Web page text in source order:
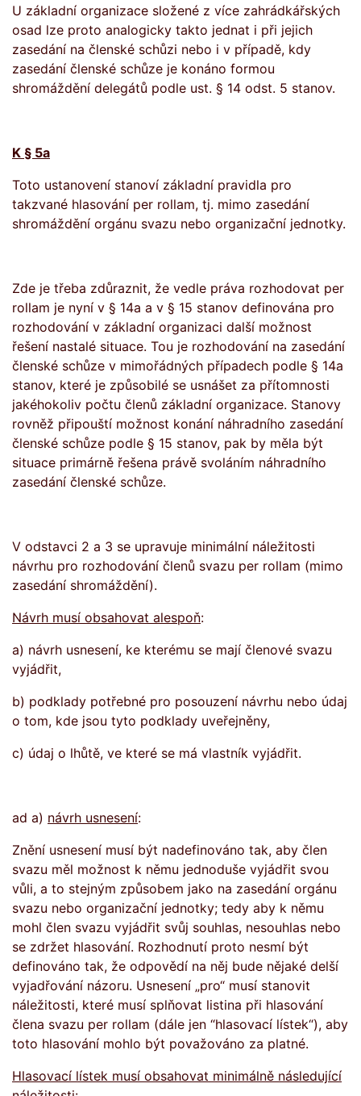
U základní organizace složené z více zahrádkářských
osad lze proto analogicky takto jednat i při jejich
zasedání na členské schůzi nebo i v případě, kdy
zasedání členské schůze je konáno formou
shromáždění delegátů podle ust. § 14 odst. 5 stanov.
K § 5a
Toto ustanovení stanoví základní pravidla pro
takzvané hlasování per rollam, tj. mimo zasedání
shromáždění orgánu svazu nebo organizační jednotky.
Zde je třeba zdůraznit, že vedle práva rozhodovat per
rollam je nyní v § 14a a v § 15 stanov definována pro
rozhodování v základní organizaci další možnost
řešení nastalé situace. Tou je rozhodování na zasedání
členské schůze v mimořádných případech podle § 14a
stanov, které je způsobilé se usnášet za přítomnosti
jakéhokoliv počtu členů základní organizace. Stanovy
rovněž připouští možnost konání náhradního zasedání
členské schůze podle § 15 stanov, pak by měla být
situace primárně řešena právě svoláním náhradního
zasedání členské schůze.
V odstavci 2 a 3 se upravuje minimální náležitosti
návrhu pro rozhodování členů svazu per rollam (mimo
zasedání shromáždění).
Návrh musí obsahovat alespoň:
a) návrh usnesení, ke kterému se mají členové svazu
vyjádřit,
b) podklady potřebné pro posouzení návrhu nebo údaj
o tom, kde jsou tyto podklady uveřejněny,
c) údaj o lhůtě, ve které se má vlastník vyjádřit.
ad a) návrh usnesení:
Znění usnesení musí být nadefinováno tak, aby člen
svazu měl možnost k němu jednoduše vyjádřit svou
vůli, a to stejným způsobem jako na zasedání orgánu
svazu nebo organizační jednotky; tedy aby k němu
mohl člen svazu vyjádřit svůj souhlas, nesouhlas nebo
se zdržet hlasování. Rozhodnutí proto nesmí být
definováno tak, že odpovědí na něj bude nějaké delší
vyjadřování názoru. Usnesení „pro“ musí stanovit
náležitosti, které musí splňovat listina při hlasování
člena svazu per rollam (dále jen “hlasovací lístek“), aby
toto hlasování mohlo být považováno za platné.
Hlasovací lístek musí obsahovat minimálně následující